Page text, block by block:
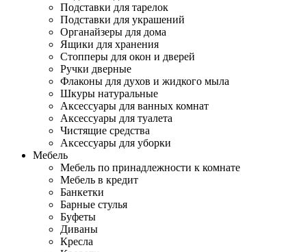
Подставки для тарелок
Подставки для украшений
Органайзеры для дома
Ящики для хранения
Стопперы для окон и дверей
Ручки дверные
Флаконы для духов и жидкого мыла
Шкуры натуральные
Аксессуары для ванных комнат
Аксессуары для туалета
Чистящие средства
Аксессуары для уборки
Мебель
Мебель по принадлежности к комнате
Мебель в кредит
Банкетки
Барные стулья
Буфеты
Диваны
Кресла